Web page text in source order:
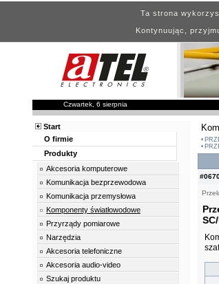
Ta strona
Kontynuując,
Czwartek, 6 sierpnia
Start
O firmie
Produkty
Akcesoria komputerowe
Komunikacja bezprzewodowa
Komunikacja przemysłowa
Komponenty światłowodowe
Przyrządy pomiarowe
Narzędzia
Akcesoria telefoniczne
Akcesoria audio-video
Szukaj produktu